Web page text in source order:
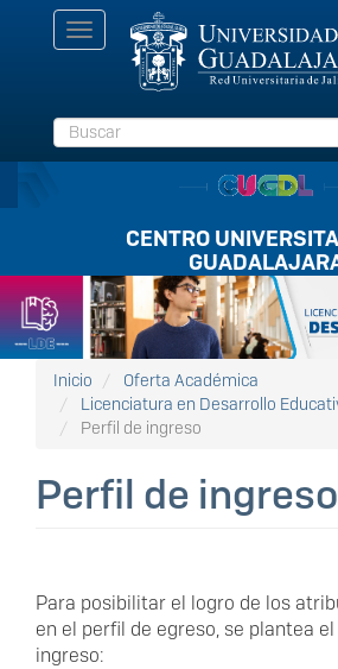
Toggle
navigation
Buscar
CENTRO
Listón
FullScreen
Inicio
Oferta Académica
Licenciatura en Desarrollo
Perfil de ingreso
Perfil de ingreso
Para posibilitar el logro de los
en el perfil de egreso, se plantea
ingreso: